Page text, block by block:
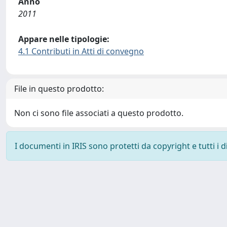
2011
Appare nelle tipologie:
4.1 Contributi in Atti di convegno
File in questo prodotto:
Non ci sono file associati a questo prodotto.
I documenti in IRIS sono protetti da copyright e tutti i